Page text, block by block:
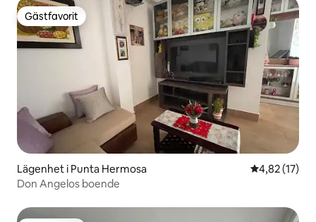
Gästfavorit
Gästfavorit
Lägenhet i Punta Hermosa 4,82 av 5 i
4,82 (17)
Don Angelos boende